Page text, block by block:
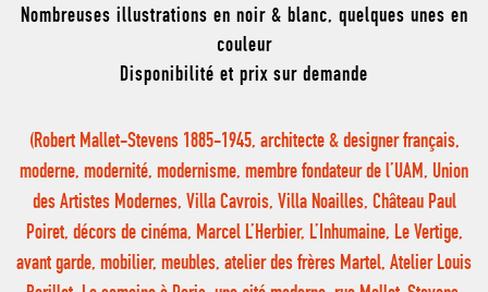
Nombreuses illustrations en noir & blanc, quelques unes en
couleur
Disponibilité et prix sur demande
(Robert Mallet-Stevens 1885-1945, architecte & designer français,
moderne, modernité, modernisme, membre fondateur de l’UAM, Union
des Artistes Modernes, Villa Cavrois, Villa Noailles, Château Paul
Poiret, décors de cinéma, Marcel L’Herbier, L’Inhumaine, Le Vertige,
avant garde, mobilier, meubles, atelier des frères Martel, Atelier Louis